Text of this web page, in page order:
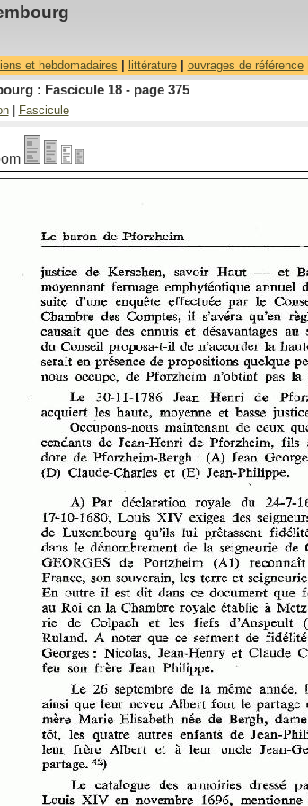
et hebdomadaires littérature| ouvrages de référence|
: Fascicule 18 - page 375
| Fascicule